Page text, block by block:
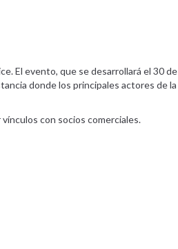
El evento, que se desarrollará el 30
donde los principales actores de
con socios comerciales.